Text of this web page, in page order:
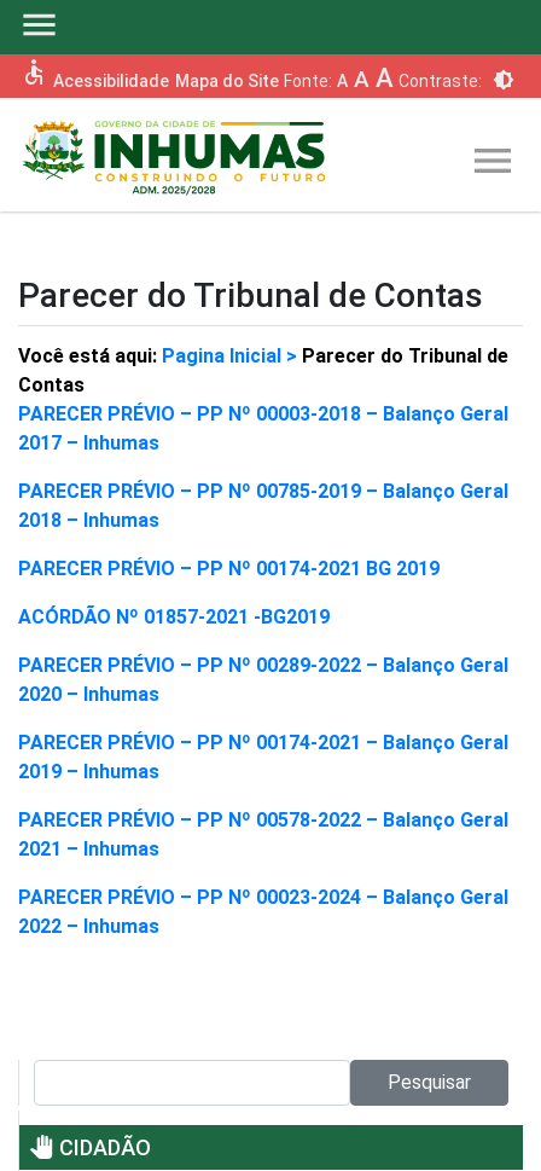
menu
accessible Acessibilidade Mapa do Site Fonte: A A A Contraste: brightness_6
menu
Parecer do Tribunal de Contas
Você está aqui: Pagina Inicial > Parecer do Tribunal de
Contas
PARECER PRÉVIO – PP Nº 00003-2018 – Balanço Geral
2017 – Inhumas
PARECER PRÉVIO – PP Nº 00785-2019 – Balanço Geral
2018 – Inhumas
PARECER PRÉVIO – PP Nº 00174-2021 BG 2019
ACÓRDÃO Nº 01857-2021 -BG2019
PARECER PRÉVIO – PP Nº 00289-2022 – Balanço Geral
2020 – Inhumas
PARECER PRÉVIO – PP Nº 00174-2021 – Balanço Geral
2019 – Inhumas
PARECER PRÉVIO – PP Nº 00578-2022 – Balanço Geral
2021 – Inhumas
PARECER PRÉVIO – PP Nº 00023-2024 – Balanço Geral
2022 – Inhumas
Pesquisar
pan_tool CIDADÃO